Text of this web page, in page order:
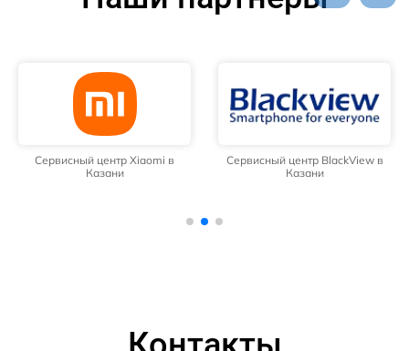
Сервисный центр Xiaomi в
Казани
Сервисный центр BlackView в
Казани